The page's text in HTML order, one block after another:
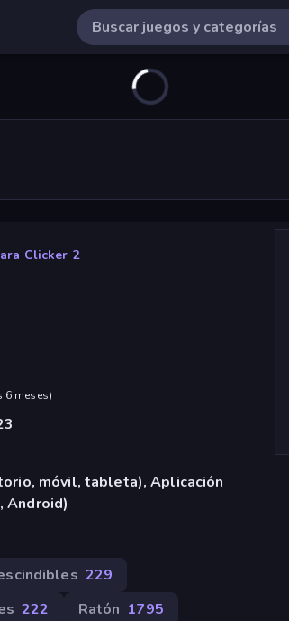
Clicker 2
meses)
móvil, tableta), Aplicación
Android)
229
222 Ratón 1795